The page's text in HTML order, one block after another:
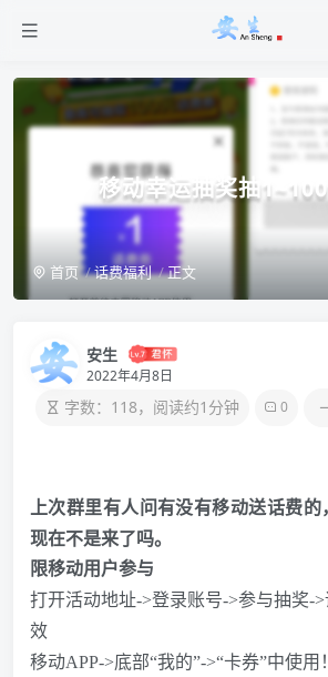
移动幸运抽奖抽
首页 话费福利 正文
安生
2022年4月8日
字数：118，阅读约1分钟 0
上次群里有人问有没有移动送话费
现在不是来了吗。
限移动用户参与
打开活动地址->登录账号->参与抽奖-
效
移动APP->底部“我的”->“卡券”中使用！